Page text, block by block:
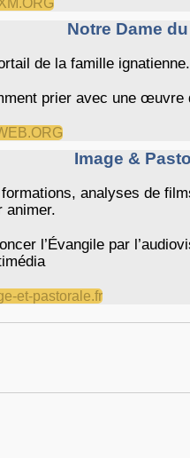
Notre Dame
de la famille ignatienne.
prier avec une œuvre
Image &
analyses de
animer.
l’Évangile par
et-pastorale.fr